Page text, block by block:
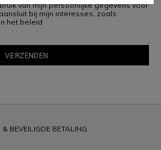
van mijn persoonlijke gegevens voor
bij mijn interesses, zoals
het beleid
& BEVEILIGDE BETALING